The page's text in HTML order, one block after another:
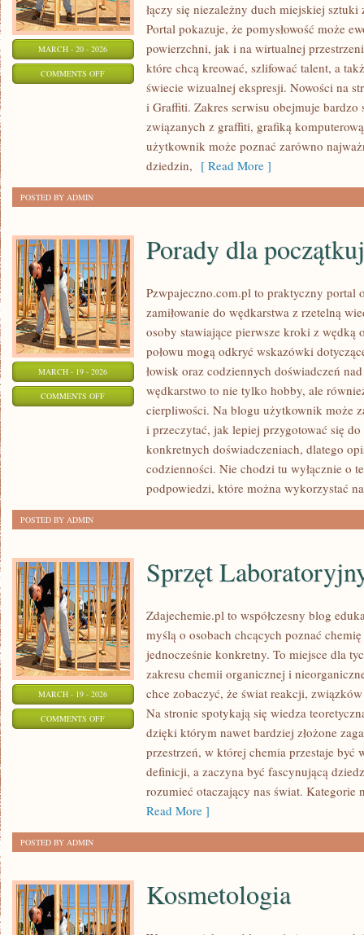
MARCH - 20 - 2026
COMMENTS OFFON
łączy się niezależny duch miejskiej
Portal pokazuje, że pomysłowość może
powierzchni, jak i na wirtualnej
które chcą kreować, szlifować talent, a
świecie wizualnej ekspresji. Nowości na
i Graffiti. Zakres serwisu obejmuje bardzo
związanych z graffiti, grafiką
użytkownik może poznać zarówno
dziedzin, [ Read More ]
POSTED BY ADMIN
MARCH - 19 - 2026
COMMENTS OFFON
POCZĄTKUJĄCYCH
Porady dla
Pzwpajeczno.com.pl to praktyczny portal
zamiłowanie do wędkarstwa z rzetelną
osoby stawiające pierwsze kroki z wędką
połowu mogą odkryć wskazówki
łowisk oraz codziennych doświadczeń
wędkarstwo to nie tylko hobby, ale
cierpliwości. Na blogu użytkownik może
i przeczytać, jak lepiej przygotować się
konkretnych doświadczeniach, dlatego
codzienności. Nie chodzi tu wyłącznie o
podpowiedzi, które można wykorzystać
POSTED BY ADMIN
MARCH - 19 - 2026
COMMENTS OFFON
LABORATORYJNY
Sprzęt
Zdajechemie.pl to współczesny blog
myślą o osobach chcących poznać
jednocześnie konkretny. To miejsce dla
zakresu chemii organicznej i
chce zobaczyć, że świat reakcji,
Na stronie spotykają się wiedza
dzięki którym nawet bardziej złożone
przestrzeń, w której chemia przestaje być
definicji, a zaczyna być fascynującą
rozumieć otaczający nas świat. Kategorie
Read More ]
POSTED BY ADMIN
Kosmetologia